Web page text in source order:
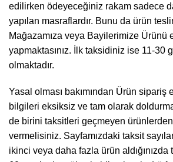
edilirken ödeyeceğiniz rakam sadece
yapılan masraflardır. Bunu da ürün
Mağazamıza veya Bayilerimize Ürünü
yapmaktasınız. İlk taksidiniz ise 11-30
olmaktadır.
Yasal olması bakımından Ürün sipariş
bilgileri eksiksiz ve tam olarak
de birini taksitleri geçmeyen
vermelisiniz. Sayfamızdaki taksit
ikinci veya daha fazla ürün